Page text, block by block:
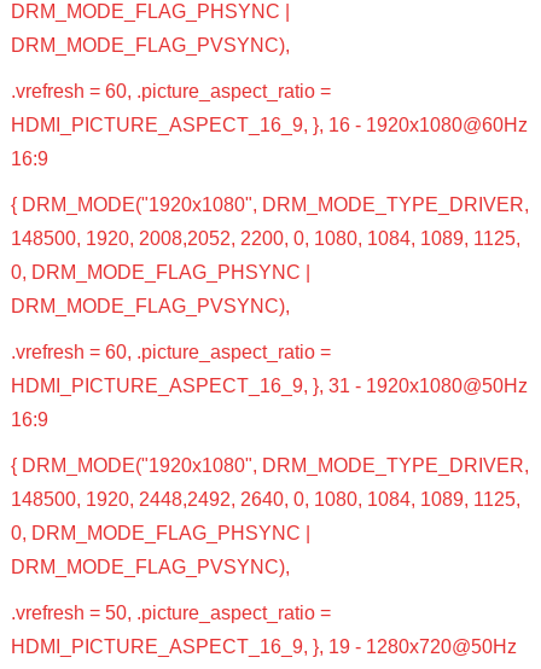
DRM_MODE_FLAG_PHSYNC |
DRM_MODE_FLAG_PVSYNC),
.vrefresh = 60, .picture_aspect_ratio =
HDMI_PICTURE_ASPECT_16_9, }, 16 - 1920x1080@60Hz
16:9
{ DRM_MODE("1920x1080", DRM_MODE_TYPE_DRIVER,
148500, 1920, 2008,2052, 2200, 0, 1080, 1084, 1089, 1125,
0, DRM_MODE_FLAG_PHSYNC |
DRM_MODE_FLAG_PVSYNC),
.vrefresh = 60, .picture_aspect_ratio =
HDMI_PICTURE_ASPECT_16_9, }, 31 - 1920x1080@50Hz
16:9
{ DRM_MODE("1920x1080", DRM_MODE_TYPE_DRIVER,
148500, 1920, 2448,2492, 2640, 0, 1080, 1084, 1089, 1125,
0, DRM_MODE_FLAG_PHSYNC |
DRM_MODE_FLAG_PVSYNC),
.vrefresh = 50, .picture_aspect_ratio =
HDMI_PICTURE_ASPECT_16_9, }, 19 - 1280x720@50Hz